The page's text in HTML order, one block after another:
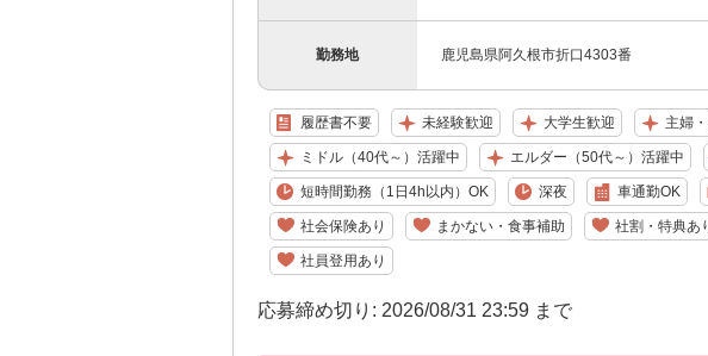
勤務地 鹿児島県阿久根市折口4303番
履歴書不要 未経験歓迎 大学生歓迎 主婦
ミドル（40代～）活躍中 エルダー（50代～）活躍中
短時間勤務（1日4h以内）OK 深夜 車通勤OK
社会保険あり まかない・食事補助 社割・特典あ
社員登用あり
応募締め切り: 2026/08/31 23:59 まで